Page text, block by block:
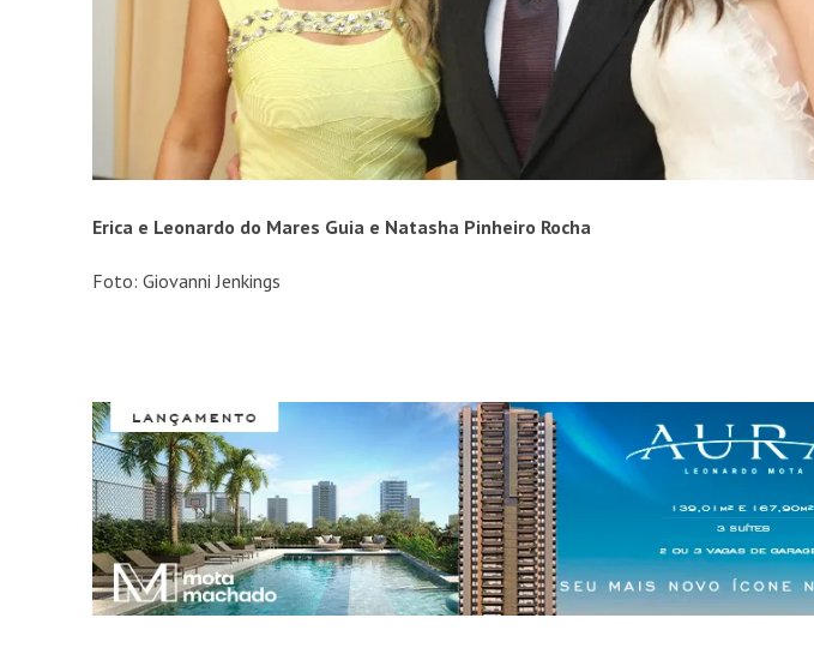
Erica e Leonardo do Mares Guia e Natasha Pinheiro Rocha
Foto: Giovanni Jenkings